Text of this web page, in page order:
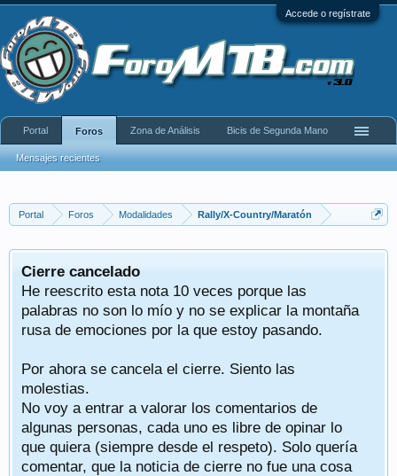
Accede o regístrate
Portal Foros Modalidades Rally/X-Country/Maratón
Cierre cancelado
He reescrito esta nota 10 veces porque las
palabras no son lo mío y no se explicar la montaña
rusa de emociones por la que estoy pasando.
Por ahora se cancela el cierre. Siento las
molestias.
No voy a entrar a valorar los comentarios de
algunas personas, cada uno es libre de opinar lo
que quiera (siempre desde el respeto). Solo quería
comentar, que la noticia de cierre no fue una cosa
Portal Foros
Mensajes recientes
Zona de Análisis Bicis de Segunda Mano